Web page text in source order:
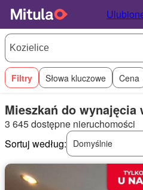
Filtry Słowa kluczowe Cena
Mieszkań do wynajęcia
3 645 dostępne nieruchomości
Sortuj według:
Domyślnie